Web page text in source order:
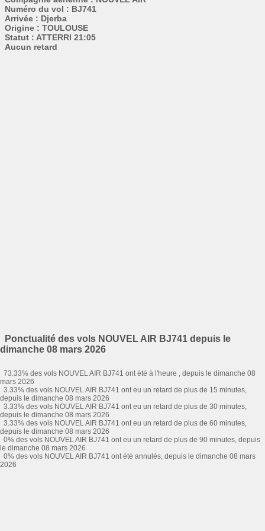
Numéro du vol : BJ741
Arrivée : Djerba
Origine : TOULOUSE
Statut : ATTERRI 21:05
Aucun retard
Ponctualité des vols NOUVEL AIR BJ741 depuis le
dimanche 08 mars 2026
73.33% des vols NOUVEL AIR BJ741 ont été à l'heure , depuis le dimanche 08
mars 2026
3.33% des vols NOUVEL AIR BJ741 ont eu un retard de plus de 15 minutes,
depuis le dimanche 08 mars 2026
3.33% des vols NOUVEL AIR BJ741 ont eu un retard de plus de 30 minutes,
depuis le dimanche 08 mars 2026
3.33% des vols NOUVEL AIR BJ741 ont eu un retard de plus de 60 minutes,
depuis le dimanche 08 mars 2026
0% des vols NOUVEL AIR BJ741 ont eu un retard de plus de 90 minutes, depuis
le dimanche 08 mars 2026
0% des vols NOUVEL AIR BJ741 ont été annulés, depuis le dimanche 08 mars
2026